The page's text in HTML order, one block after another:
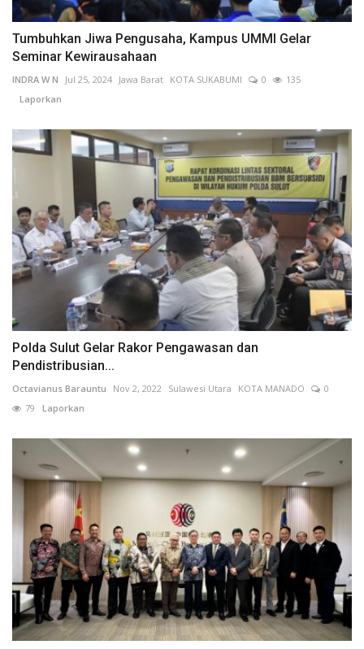
Tumbuhkan Jiwa Pengusaha, Kampus UMMI Gelar
Seminar Kewirausahaan
INDRA W N Jul 25, 2024 Jawa Barat KOTA SUKABUMI 0
135
Laporkan
Polda Sulut Gelar Rakor Pengawasan dan
Pendistribusian...
Octavianus Barauntu Nov 2, 2022 Sulawesi Utara KOTA MANADO
0
79 Laporkan